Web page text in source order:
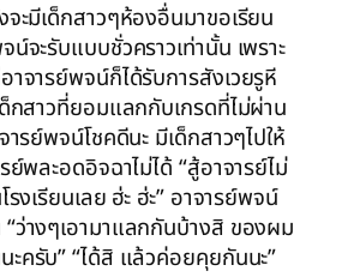
ะมีเด็กสาวๆห้องอื่นมาขอเรียน
จะรับแบบชั่วคราวเท่านั้น เพราะ
จารย์พจน์ก็ได้รับการสังเวยรูหี
กสาวที่ยอมแลกกับเกรดที่ไม่ผ่าน
ารย์พจน์โชคดีนะ มีเด็กสาวๆไปให้
ย์พละอดอิจฉาไม่ได้ “สู้อาจารย์ไม่
งเรียนเลย ฮ่ะ ฮ่ะ” อาจารย์พจน์
ว่างๆเอามาแลกกันบ้างสิ ของผม
ครับ” “ได้สิ แล้วค่อยคุยกันนะ”